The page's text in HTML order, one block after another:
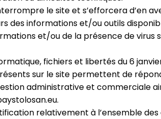
le site et s’efforcera d’en
informations et/ou outils
et/ou de la présence de virus
fichiers et libertés du 6
sur le site permettent de
administrative et commerciale
relativement à l’ensemble